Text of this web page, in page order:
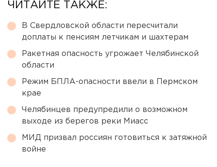
ЧИТАЙТЕ ТАКЖЕ:
В Свердловской области пересчитали
доплаты к пенсиям летчикам и шахтерам
Ракетная опасность угрожает Челябинской
области
Режим БПЛА-опасности ввели в Пермском
крае
Челябинцев предупредили о возможном
выходе из берегов реки Миасс
МИД призвал россиян готовиться к затяжной
войне